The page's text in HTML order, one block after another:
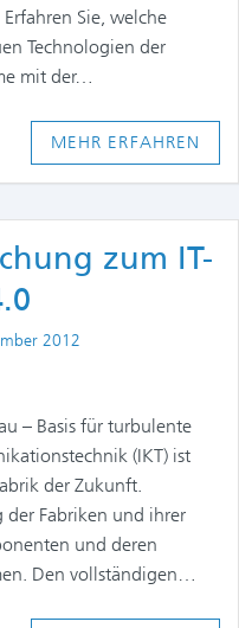
Sie, welche
Technologien der
mit der…
MEHR ERFAHREN
zum IT-
2012
– Basis für turbulente
(IKT) ist
der Zukunft.
Fabriken und ihrer
und deren
Den vollständigen…